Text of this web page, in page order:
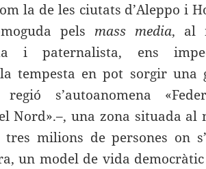
la de les ciutats d’Aleppo i
pels mass media, al
i paternalista, ens
tempesta en pot sorgir una
s’autoanomena
Nord».–, una zona situada al
milions de persones on
un model de vida